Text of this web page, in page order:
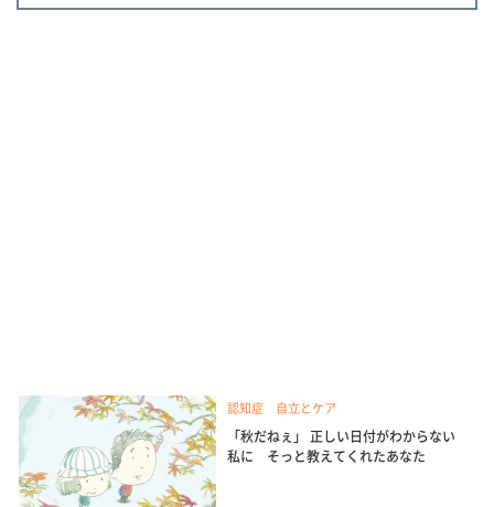
認知症 自立とケア
「秋だねぇ」 正しい日付がわからない
私に そっと教えてくれたあなた